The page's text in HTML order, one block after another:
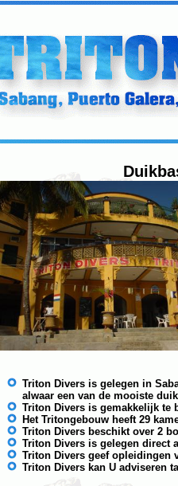
Triton Divers is gelegen in
alwaar een van de mooiste
Triton Divers is gemakkelijk te
Het Tritongebouw heeft 29
Triton Divers beschikt over 2
Triton Divers is gelegen direct
Triton Divers geef opleidingen
Triton Divers kan U adviseren